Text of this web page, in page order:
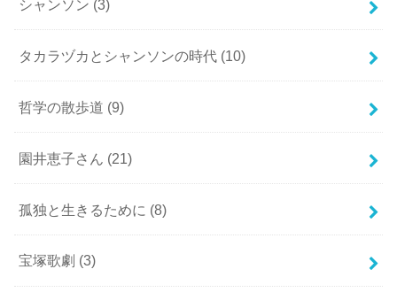
シャンソン (3)
タカラヅカとシャンソンの時代 (10)
哲学の散歩道 (9)
園井恵子さん (21)
孤独と生きるために (8)
宝塚歌劇 (3)